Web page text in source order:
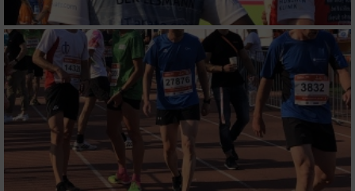
Nicht-IAB-Verarbeitungszwecke:
Notwendig
Performance
Funktional